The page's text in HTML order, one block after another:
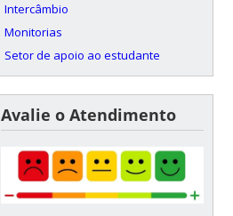
Intercâmbio
Monitorias
Setor de apoio ao estudante
Avalie o Atendimento